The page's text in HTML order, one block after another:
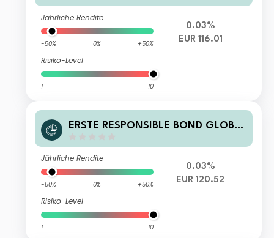
Jährliche Rendite
-50% 0% +50%
Risiko-Level
1 10
0.03%
EUR 116.01
ERSTE RESPONSIBLE BOND GLOBA
Jährliche Rendite
-50% 0% +50%
Risiko-Level
1 10
0.03%
EUR 120.52